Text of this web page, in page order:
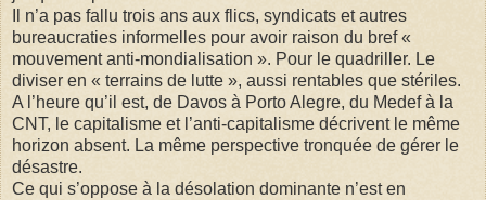
Il n’a pas fallu trois ans aux flics, syndicats et autres
bureaucraties informelles pour avoir raison du bref «
mouvement anti-mondialisation ». Pour le quadriller. Le
diviser en « terrains de lutte », aussi rentables que stériles.
A l’heure qu’il est, de Davos à Porto Alegre, du Medef à la
CNT, le capitalisme et l’anti-capitalisme décrivent le même
horizon absent. La même perspective tronquée de gérer le
désastre.
Ce qui s’oppose à la désolation dominante n’est en